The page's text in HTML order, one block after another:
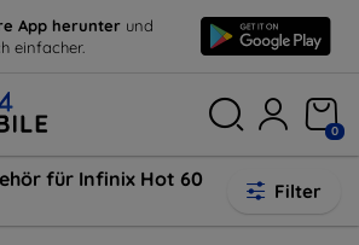
App herunter und
einfacher.
0
für Infinix Hot 60
Filter